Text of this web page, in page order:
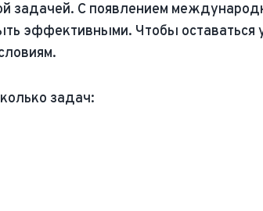
задачей. С появлением
эффективными. Чтобы оставаться
задач: